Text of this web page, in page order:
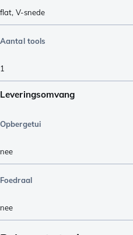
flat, V-snede
Aantal tools
1
Leveringsomvang
Opbergetui
nee
Foedraal
nee